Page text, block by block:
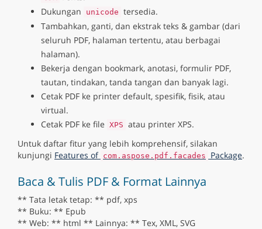
Dukungan
unicode tersedia.
Tambahkan, ganti, dan ekstrak teks & gambar (dari
seluruh PDF, halaman tertentu, atau berbagai
halaman).
Bekerja dengan bookmark, anotasi, formulir PDF,
tautan, tindakan, tanda tangan dan banyak lagi.
Cetak PDF ke printer default, spesifik, fisik, atau
virtual.
Cetak PDF ke file XPS atau printer XPS.
Untuk daftar fitur yang lebih komprehensif, silakan
kunjungi Features of com.aspose.pdf.facades Package.
Baca & Tulis PDF & Format Lainnya
** Tata letak tetap: ** pdf, xps
** Buku: ** Epub
** Web: ** html ** Lainnya: ** Tex, XML, SVG